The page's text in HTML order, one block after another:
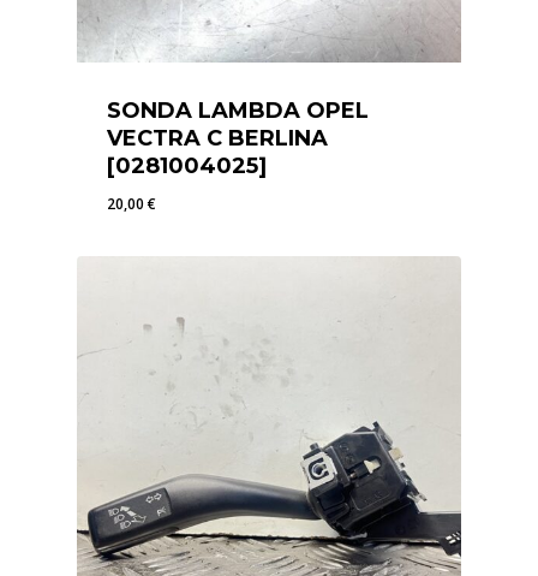
SONDA LAMBDA OPEL
VECTRA C BERLINA
[0281004025]
20,00€